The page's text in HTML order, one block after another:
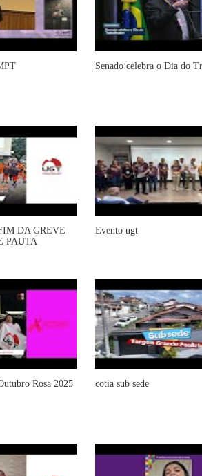
Senado celebra o Dia do
DA GREVE
PAUTA
Evento ugt
Rosa 2025 cotia sub sede